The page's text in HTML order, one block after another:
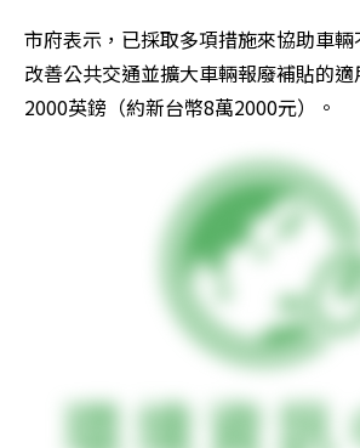
市府表示，已採取多項措施來協助車
改善公共交通並擴大車輛報廢補貼的
2000英鎊（約新台幣8萬2000元）。